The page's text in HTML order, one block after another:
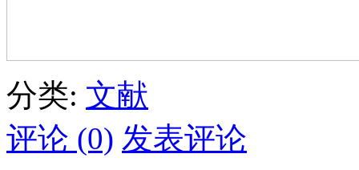
分类: 文献
评论 (0) 发表评论